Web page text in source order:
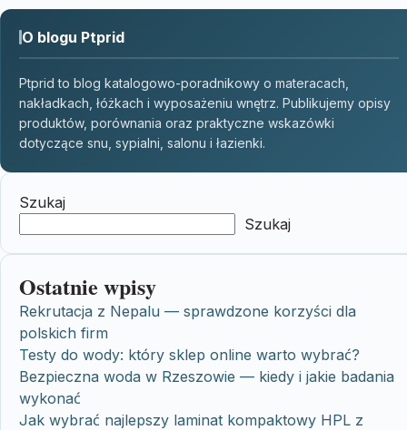
O blogu Ptprid
Ptprid to blog katalogowo-poradnikowy o materacach,
nakładkach, łóżkach i wyposażeniu wnętrz. Publikujemy opisy
produktów, porównania oraz praktyczne wskazówki
dotyczące snu, sypialni, salonu i łazienki.
Szukaj
Szukaj
Ostatnie wpisy
Rekrutacja z Nepalu — sprawdzone korzyści dla
polskich firm
Testy do wody: który sklep online warto wybrać?
Bezpieczna woda w Rzeszowie — kiedy i jakie badania
wykonać
Jak wybrać najlepszy laminat kompaktowy HPL z